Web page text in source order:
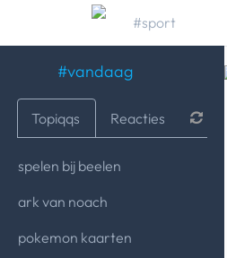
#sport
#vandaag
Topiqqs Reacties
spelen bij beelen
ark van noach
pokemon kaarten